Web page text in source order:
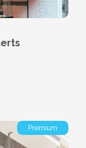
Premium